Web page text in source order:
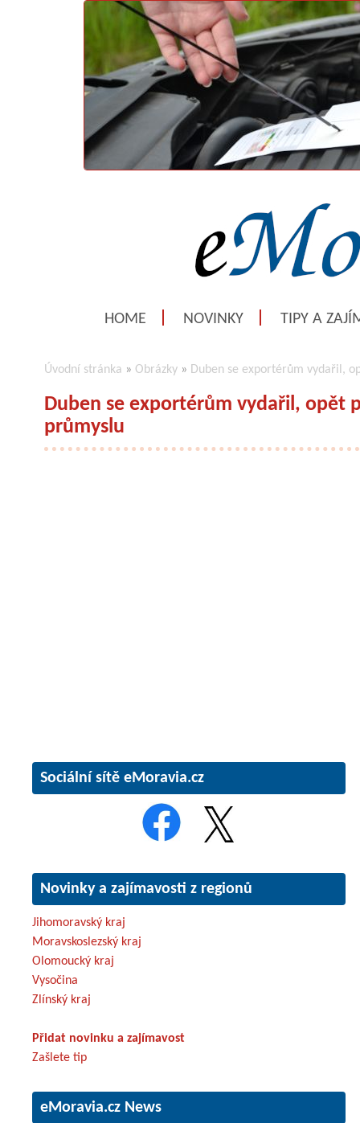
HOME NOVINKY TIPY A
Úvodní stránka » Obrázky » Duben se exportérům vydařil,
Duben se exportérům vydařil, opět
průmyslu
Sociální sítě eMoravia.cz
Novinky a zajímavosti z regionů
Jihomoravský kraj
Moravskoslezský kraj
Olomoucký kraj
Vysočina
Zlínský kraj
Přidat novinku a zajímavost
Zašlete tip
eMoravia.cz News